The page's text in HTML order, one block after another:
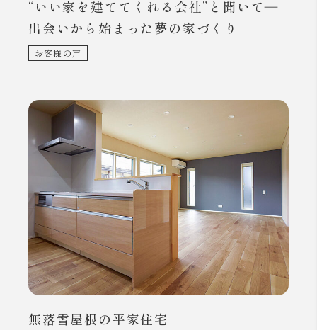
“いい家を建ててくれる会社”と聞いて―
出会いから始まった夢の家づくり
お客様の声
無落雪屋根の平家住宅